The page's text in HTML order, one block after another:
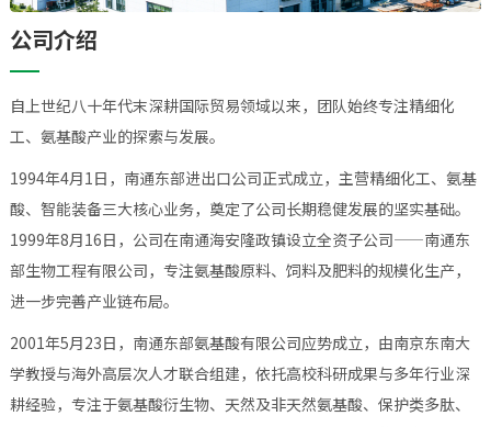
公司介绍
自上世纪八十年代末深耕国际贸易领域以来，团队始终专注精细化
工、氨基酸产业的探索与发展。
1994年4月1日，南通东部进出口公司正式成立，主营精细化工、氨基
酸、智能装备三大核心业务，奠定了公司长期稳健发展的坚实基础。
1999年8月16日，公司在南通海安隆政镇设立全资子公司——南通东
部生物工程有限公司，专注氨基酸原料、饲料及肥料的规模化生产，
进一步完善产业链布局。
2001年5月23日，南通东部氨基酸有限公司应势成立，由南京东南大
学教授与海外高层次人才联合组建，依托高校科研成果与多年行业深
耕经验，专注于氨基酸衍生物、天然及非天然氨基酸、保护类多肽、